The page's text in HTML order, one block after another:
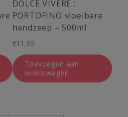
DOLCE VIVERE :
PORTOFINO vloeibare
handzeep – 500ml
€11,90
Toevoegen aan
winkelwagen